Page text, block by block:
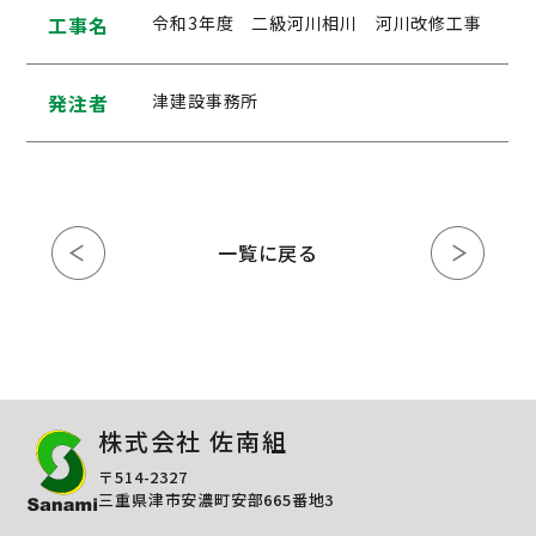
工事名 令和3年度 二級河川相川 河川改修工事
発注者 津建設事務所
一覧に戻る
株式会社 佐南組
〒514-2327
三重県津市安濃町安部665番地3